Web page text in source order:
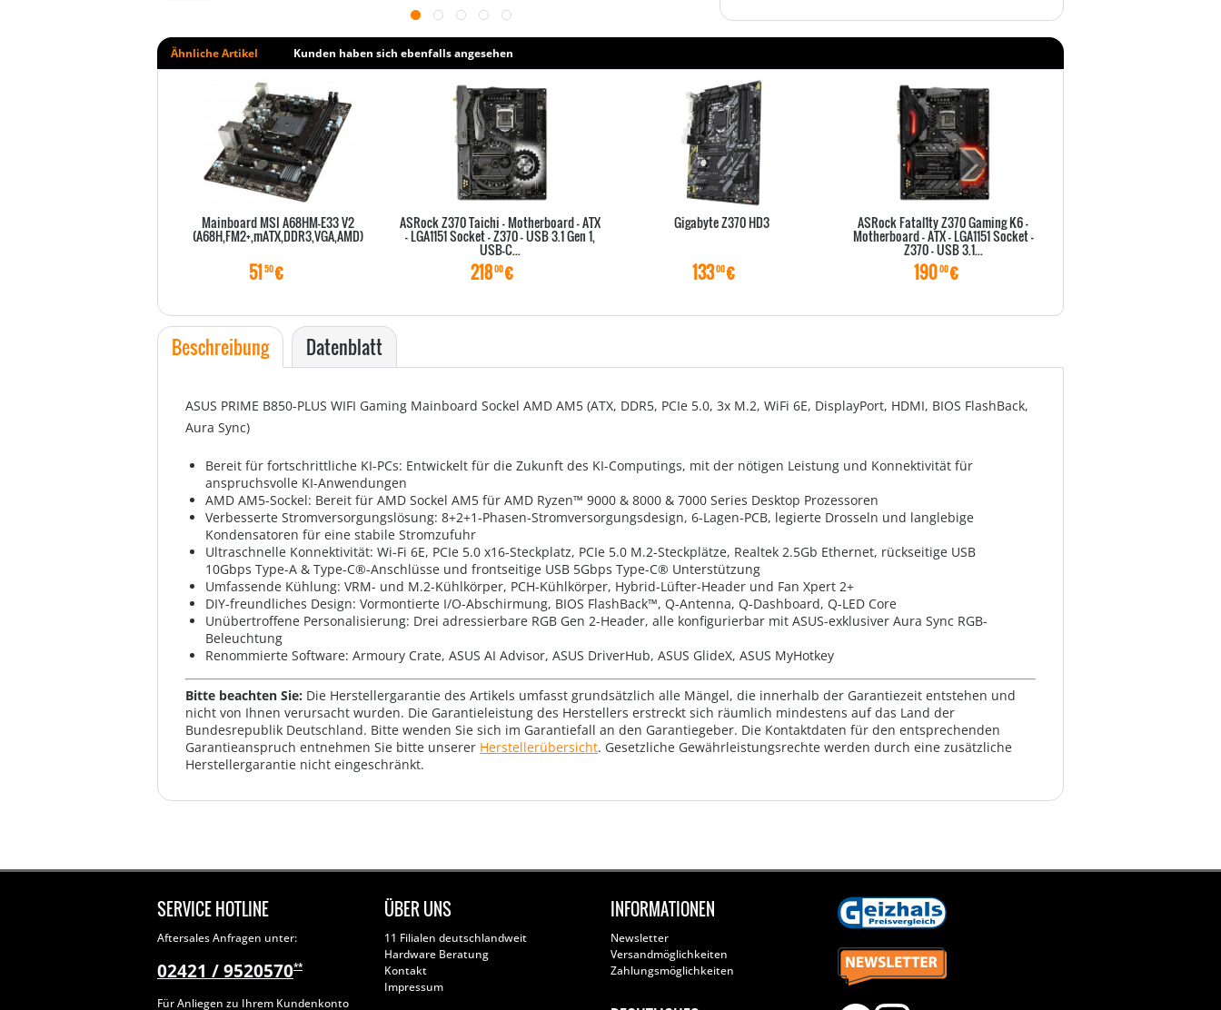
Ähnliche Artikel Kunden haben sich ebenfalls angesehen
Mainboard MSI A68HM-E33 V2
(A68H,FM2+,mATX,DDR3,VGA,AMD)
51 50€
ASRock Z370 Taichi - Motherboard - ATX
- LGA1151 Socket - Z370 - USB 3.1 Gen 1,
USB-C...
21800€
Gigabyte Z370 HD3
13300€
ASRock Fatal1ty Z370 Gaming K6 -
Motherboard - ATX - LGA1151 Socket -
Z370 - USB 3.1...
19000€
Beschreibung Datenblatt
ASUS PRIME B850-PLUS WIFI Gaming Mainboard Sockel AMD AM5 (ATX, DDR5, PCIe 5.0, 3x M.2, WiFi 6E, DisplayPort, HDMI, BIOS FlashBack,
Aura Sync)
Bereit für fortschrittliche KI-PCs: Entwickelt für die Zukunft des KI-Computings, mit der nötigen Leistung und Konnektivität für
anspruchsvolle KI-Anwendungen
AMD AM5-Sockel: Bereit für AMD Sockel AM5 für AMD Ryzen™ 9000 & 8000 & 7000 Series Desktop Prozessoren
Verbesserte Stromversorgungslösung: 8+2+1-Phasen-Stromversorgungsdesign, 6-Lagen-PCB, legierte Drosseln und langlebige
Kondensatoren für eine stabile Stromzufuhr
Ultraschnelle Konnektivität: Wi-Fi 6E, PCIe 5.0 x16-Steckplatz, PCIe 5.0 M.2-Steckplätze, Realtek 2.5Gb Ethernet, rückseitige USB
10Gbps Type-A & Type-C®-Anschlüsse und frontseitige USB 5Gbps Type-C® Unterstützung
Umfassende Kühlung: VRM- und M.2-Kühlkörper, PCH-Kühlkörper, Hybrid-Lüfter-Header und Fan Xpert 2+
DIY-freundliches Design: Vormontierte I/O-Abschirmung, BIOS FlashBack™, Q-Antenna, Q-Dashboard, Q-LED Core
Unübertroffene Personalisierung: Drei adressierbare RGB Gen 2-Header, alle konfigurierbar mit ASUS-exklusiver Aura Sync RGB-
Beleuchtung
Renommierte Software: Armoury Crate, ASUS AI Advisor, ASUS DriverHub, ASUS GlideX, ASUS MyHotkey
Bitte beachten Sie: Die Herstellergarantie des Artikels umfasst grundsätzlich alle Mängel, die innerhalb der Garantiezeit entstehen und
nicht von Ihnen verursacht wurden. Die Garantieleistung des Herstellers erstreckt sich räumlich mindestens auf das Land der
Bundesrepublik Deutschland. Bitte wenden Sie sich im Garantiefall an den Garantiegeber. Die Kontaktdaten für den entsprechenden
Garantieanspruch entnehmen Sie bitte unserer Herstellerübersicht. Gesetzliche Gewährleistungsrechte werden durch eine zusätzliche
Herstellergarantie nicht eingeschränkt.
SERVICE HOTLINE
Aftersales Anfragen unter:
02421 / 9520570**
Für Anliegen zu Ihrem Kundenkonto
ÜBER UNS
11 Filialen deutschlandweit
Hardware Beratung
Kontakt
Impressum
INFORMATIONEN
Newsletter
Versandmöglichkeiten
Zahlungsmöglichkeiten